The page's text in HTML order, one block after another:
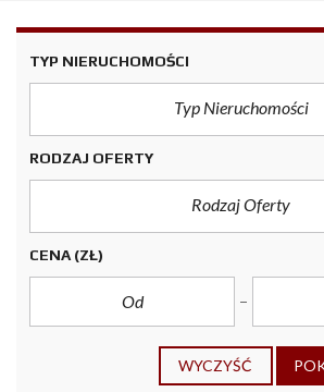
TYP NIERUCHOMOŚCI
Typ Nieruchomości
RODZAJ OFERTY
Rodzaj Oferty
CENA (ZŁ)
WYCZYŚĆ